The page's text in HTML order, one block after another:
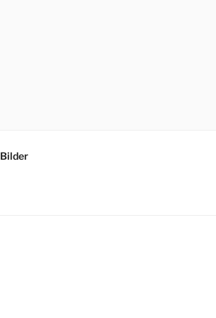
Bilder